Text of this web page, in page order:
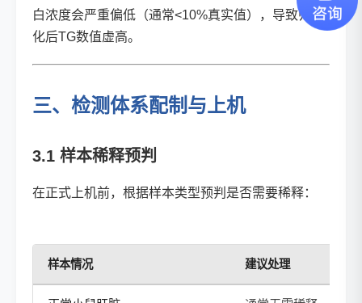
白浓度会严重偏低（通常<10%真实值），导致归一
化后TG数值虚高。
三、检测体系配制与上机
3.1 样本稀释预判
在正式上机前，根据样本类型预判是否需要稀释：
样本情况 建议处理